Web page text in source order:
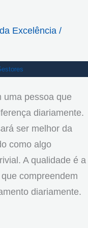
Excelência /
uma pessoa que
diariamente.
ser melhor da
como algo
A qualidade é a
compreendem
diariamente.